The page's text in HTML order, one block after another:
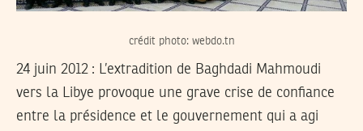
crédit photo: webdo.tn
24 juin 2012 : L’extradition de Baghdadi Mahmoudi
vers la Libye provoque une grave crise de confiance
entre la présidence et le gouvernement qui a agi